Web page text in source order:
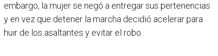
embargo, la mujer se negó a entregar sus pertenencias
y en vez que detener la marcha decidió acelerar para
huir de los asaltantes y evitar el robo.